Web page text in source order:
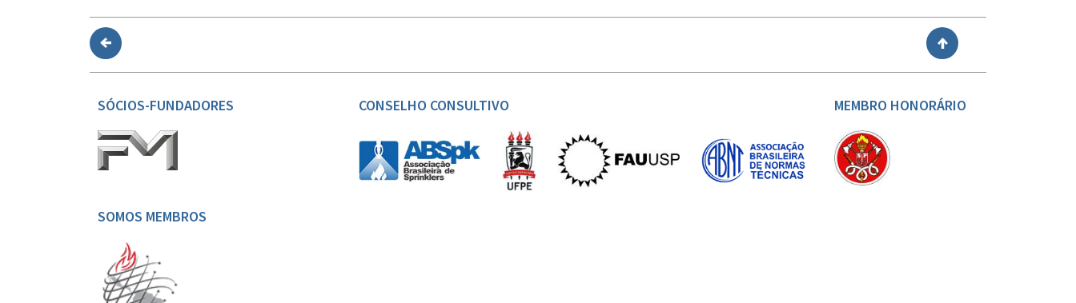
SÓCIOS-FUNDADORES CONSELHO CONSULTIVO MEMBRO HONORÁRIO
SOMOS MEMBROS